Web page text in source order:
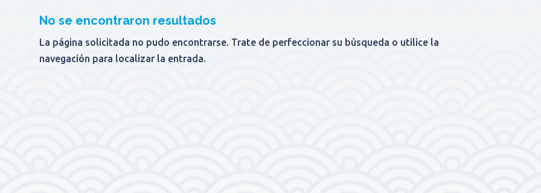
No se encontraron resultados
La página solicitada no pudo encontrarse. Trate de perfeccionar su búsqueda o utilice la
navegación para localizar la entrada.